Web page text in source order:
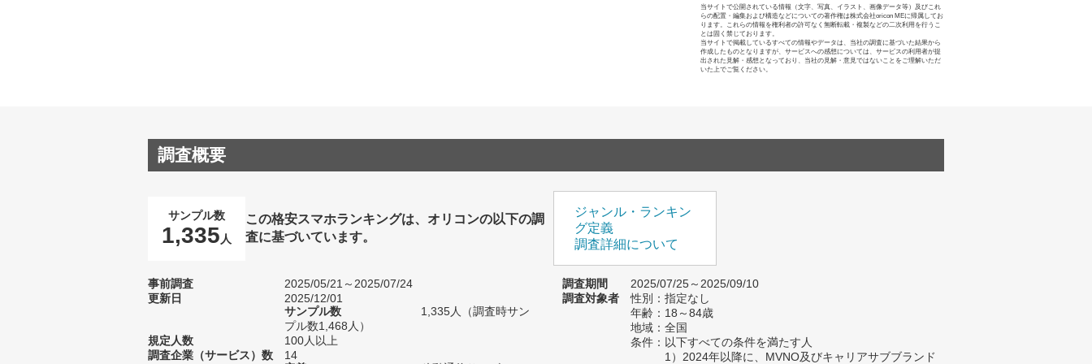
当サイトで公開されている情報（文字、写真、イラスト、画像データ等）及びこれ
らの配置・編集および構造などについての著作権は株式会社oricon MEに帰属してお
ります。これらの情報を権利者の許可なく無断転載・複製などの二次利用を行うこ
とは固く禁じております。
当サイトで掲載しているすべての情報やデータは、当社の調査に基づいた結果から
作成したものとなりますが、サービスへの感想については、サービスの利用者が提
出された見解・感想となっており、当社の見解・意見ではないことをご理解いただ
いた上でご覧ください。
調査概要
サンプル数
1,335 人
この格安スマホランキングは、オリコンの以下の調
査に基づいています。
ジャンル・ランキン
グ定義
調査詳細について
事前調査
2025/05/21～2025/07/24
更新日
2025/12/01
サンプル数
1,335人（調査時サン
プル数1,468人）
規定人数
100人以上
調査企業（サービス）数
14
調査期間
2025/07/25～2025/09/10
調査対象者
性別：指定なし
年齢：18～84歳
地域：全国
条件：以下すべての条件を満たす人
1）2024年以降に、MVNO及びキャリアサブブランド